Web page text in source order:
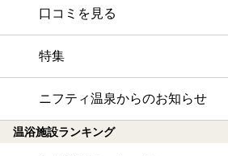
口コミを見る
特集
ニフティ温泉からのお知らせ
温浴施設ランキング